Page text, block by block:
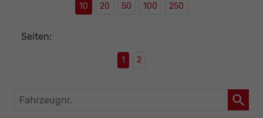
10 20 50 100 250
Seiten:
1 2
Fahrzeugnr.